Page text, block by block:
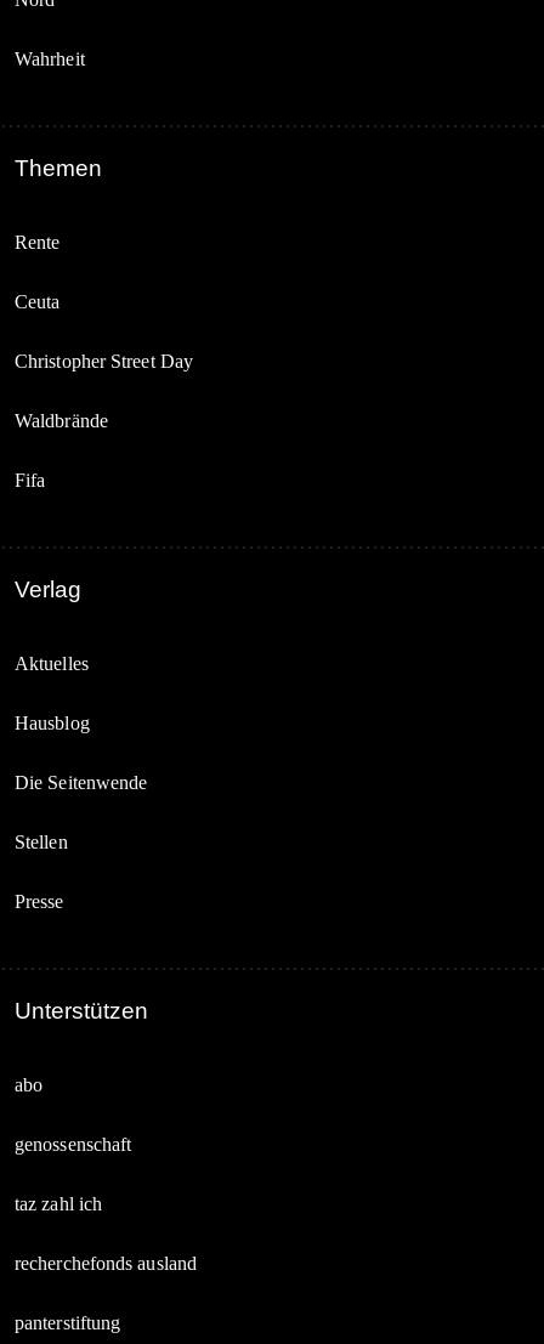
Wahrheit
Themen
Rente
Ceuta
Christopher Street Day
Waldbrände
Fifa
Verlag
Aktuelles
Hausblog
Die Seitenwende
Stellen
Presse
Unterstützen
abo
genossenschaft
taz zahl ich
recherchefonds ausland
panterstiftung